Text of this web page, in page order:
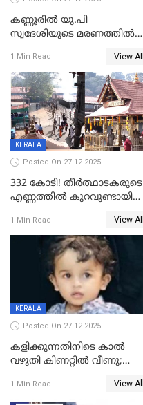
കണ്ണൂരിൽ യു.പി
സ്വദേശിയുടെ മരണത്തിൽ
കേസ്; തർക്കമുണ്ടായത്
ഫേഷ്യലിന് 300 രൂപ
ആവശ്യപ്പെട്ടതിനെച്ചൊല്ലി
1 Min Read View All
KERALA
Posted On 27-12-2025
332 കോടി! തീർത്ഥാടകരുടെ
എണ്ണത്തിൽ കുറവുണ്ടായിട്ടും
കുതിച്ചുയരുന്നു
1 Min Read View All
KERALA
Posted On 27-12-2025
കളിക്കുന്നതിനിടെ കാൽ
വഴുതി കിണറ്റിൽ വീണു;
ദാരുണാന്ത്യം
1 Min Read View All